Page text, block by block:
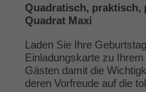
Quadratisch, praktisch,
Quadrat Maxi
Laden Sie Ihre
Einladungskarte zu
Gästen damit die
deren Vorfreude auf die